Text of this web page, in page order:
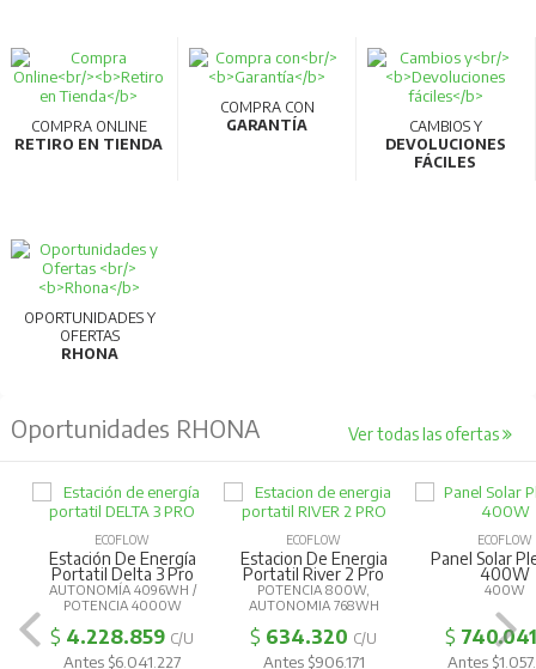
Protección contra sobrecorriente.
CERTIFICACIONES:
Norma UL CE FCC RoHS RCM.
Dimensiones: 28,9x18,0x23,5 cm.
Código EAN:
COMPRA ONLINE
RETIRO EN TIENDA
COMPRA CON
GARANTÍA
CAMBIOS Y
DEVOLUCIONES
FÁCILES
OPORTUNIDADES Y
OFERTAS
RHONA
Oportunidades RHONA Ver todas las ofertas
ECOFLOW
Estación De Energía
Portatil Delta 3 Pro
AUTONOMÍA 4096WH /
POTENCIA 4000W
$ 4.228.859 C/U
Antes $6.041.227
ECOFLOW
Estacion De Energia
Portatil River 2 Pro
POTENCIA 800W,
AUTONOMIA 768WH
$ 634.320 C/U
Antes $906.171
ECOFLOW
Panel Solar
400W
400W
$ 740.041
Antes